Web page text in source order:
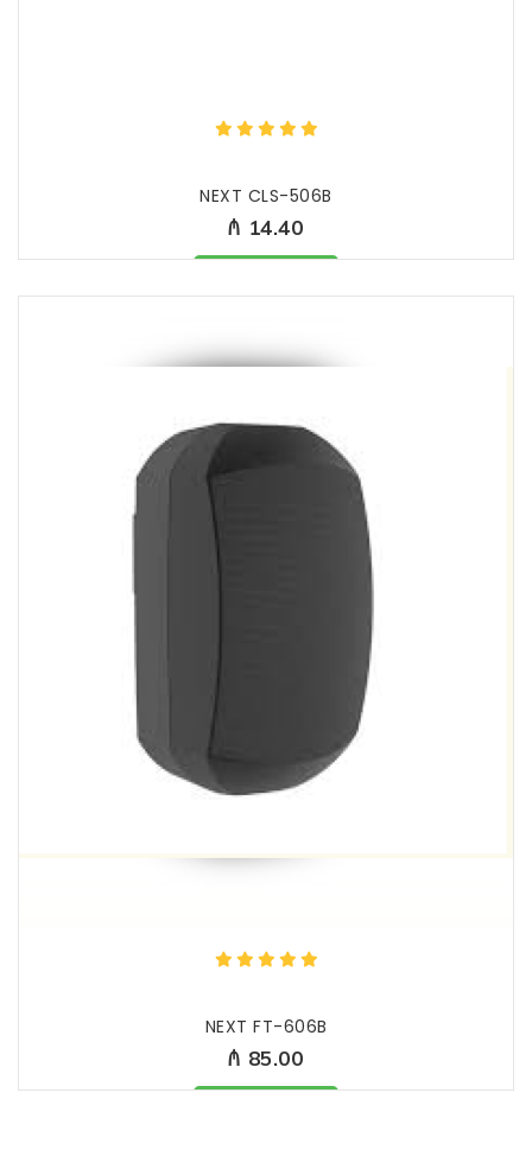
NEXT CLS-506B
₼ 14.40
Məhsul mövcüddur
NEXT FT-606B
₼ 85.00
Məhsul mövcüddur